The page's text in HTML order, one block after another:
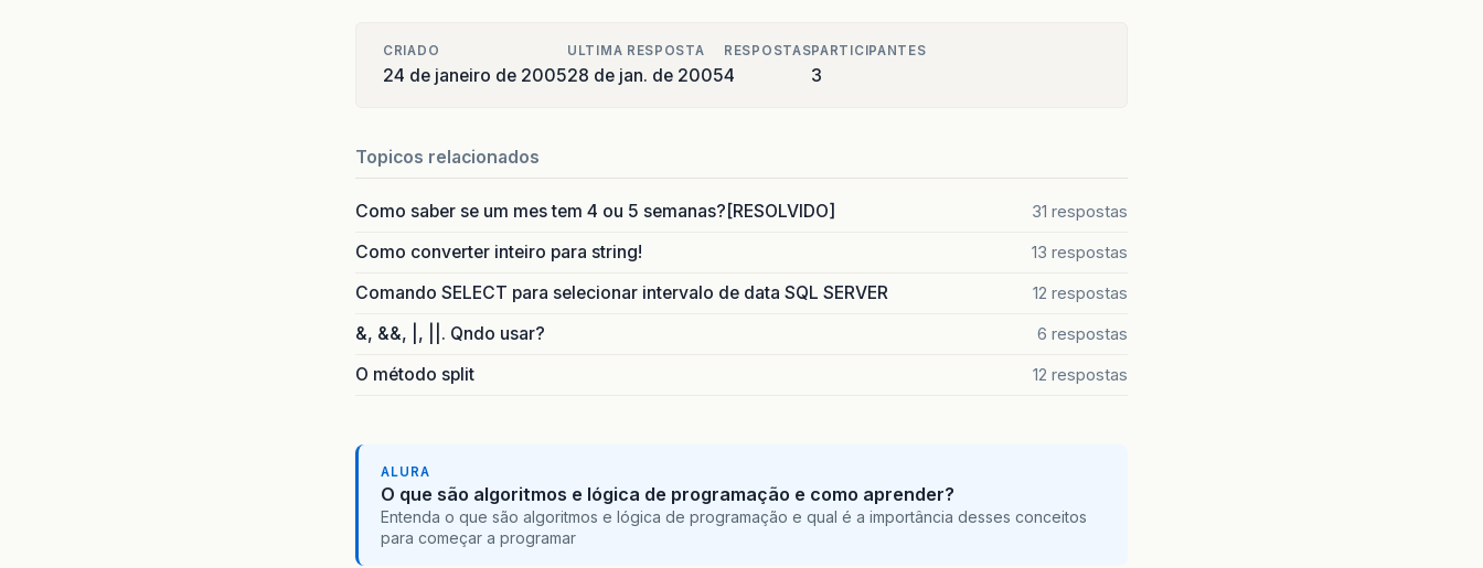
CRIADO
24 de janeiro de 2005
ULTIMA RESPOSTA
28 de jan. de 2005
RESPOSTAS
4
PARTICIPANTES
3
Topicos relacionados
Como saber se um mes tem 4 ou 5 semanas?[RESOLVIDO] 31 respostas
Como converter inteiro para string! 13 respostas
Comando SELECT para selecionar intervalo de data SQL SERVER 12 respostas
&, &&, |, ||. Qndo usar? 6 respostas
O método split 12 respostas
ALURA
O que são algoritmos e lógica de programação e como aprender?
Entenda o que são algoritmos e lógica de programação e qual é a importância desses conceitos
para começar a programar